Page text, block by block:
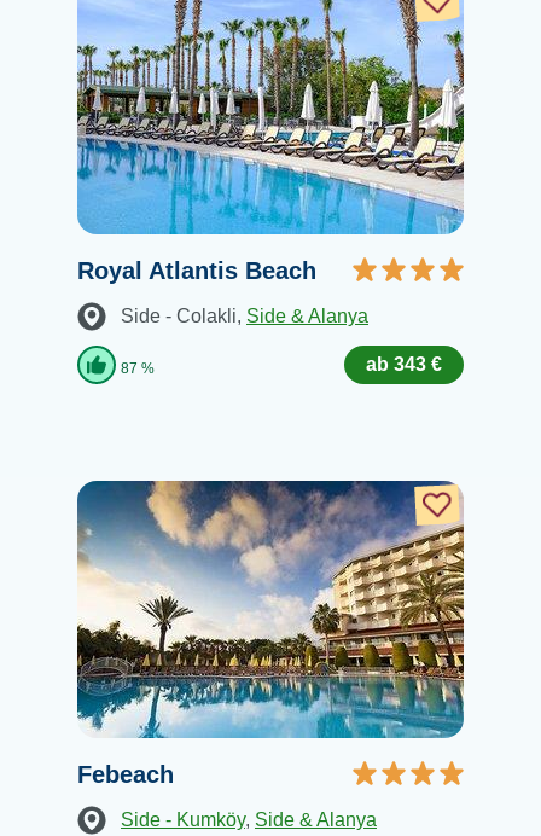
Royal Atlantis Beach
Side - Colakli, Side & Alanya
87 % ab 343 €
Febeach
Side - Kumköy, Side & Alanya